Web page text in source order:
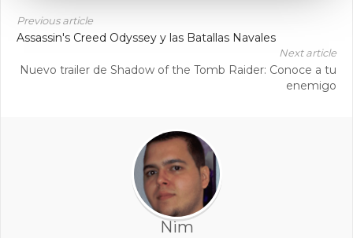
Previous article
Assassin's Creed Odyssey y las Batallas Navales
Next article
Nuevo trailer de Shadow of the Tomb Raider: Conoce a tu
enemigo
Nim